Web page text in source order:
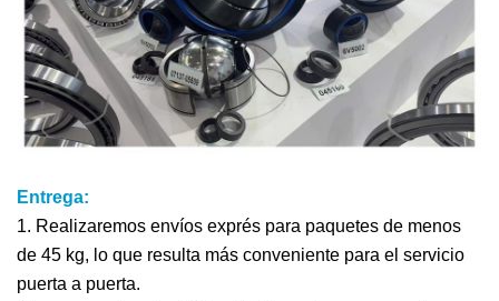
Entrega:
1. Realizaremos envíos exprés para paquetes de menos
de 45 kg, lo que resulta más conveniente para el servicio
puerta a puerta.